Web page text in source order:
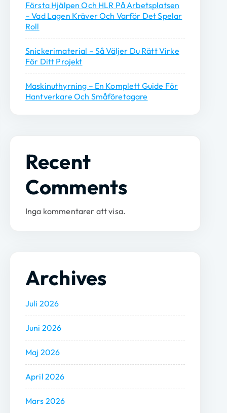
Första Hjälpen Och HLR På Arbetsplatsen
– Vad Lagen Kräver Och Varför Det Spelar
Roll
Snickerimaterial – Så Väljer Du Rätt Virke
För Ditt Projekt
Maskinuthyrning – En Komplett Guide För
Hantverkare Och Småföretagare
Recent
Comments
Inga kommentarer att visa.
Archives
Juli 2026
Juni 2026
Maj 2026
April 2026
Mars 2026